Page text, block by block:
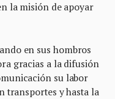
la misión de apoyar
en sus hombros
gracias a la difusión
su labor
transportes y hasta la